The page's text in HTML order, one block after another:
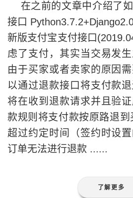
在之前的文章中介绍了
接口
新版支付宝支付接口
虑了支付，其实当交易发生
由于买家或者卖家的原因
以通过退款接口将支付款
将在收到退款请求并且验
款规则将支付款按原路退
超过约定时间（签约时设
订单无法进行退款 ......
了解更多